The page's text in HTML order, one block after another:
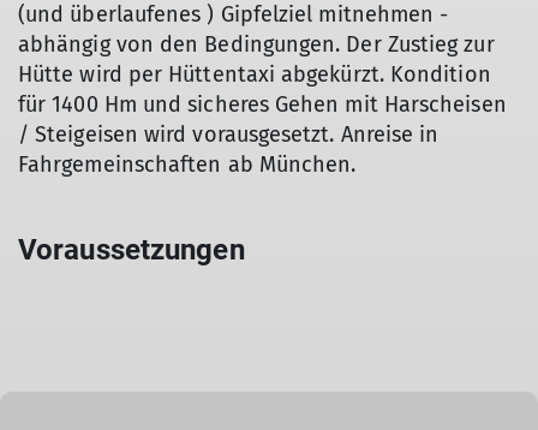
(und überlaufenes ) Gipfelziel mitnehmen -
abhängig von den Bedingungen. Der Zustieg zur
Hütte wird per Hüttentaxi abgekürzt. Kondition
für 1400 Hm und sicheres Gehen mit Harscheisen
/ Steigeisen wird vorausgesetzt. Anreise in
Fahrgemeinschaften ab München.
Voraussetzungen